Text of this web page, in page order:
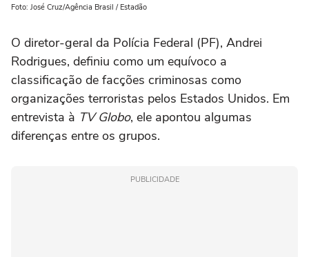
Foto: José Cruz/Agência Brasil / Estadão
O diretor-geral da Polícia Federal (PF), Andrei
Rodrigues, definiu como um equívoco a
classificação de facções criminosas como
organizações terroristas pelos Estados Unidos. Em
entrevista à TV Globo, ele apontou algumas
diferenças entre os grupos.
PUBLICIDADE